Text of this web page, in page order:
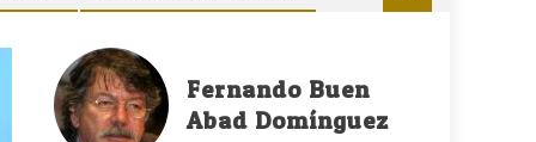
Fernando Buen
Abad Domínguez